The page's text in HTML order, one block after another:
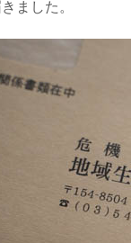
ました。